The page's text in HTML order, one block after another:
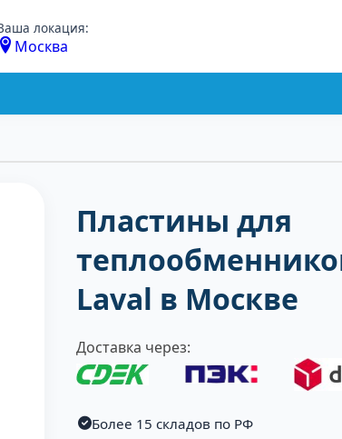
локация:
Москва
Пластины для
Laval в Москве
Доставка через:
Более 15 складов по РФ